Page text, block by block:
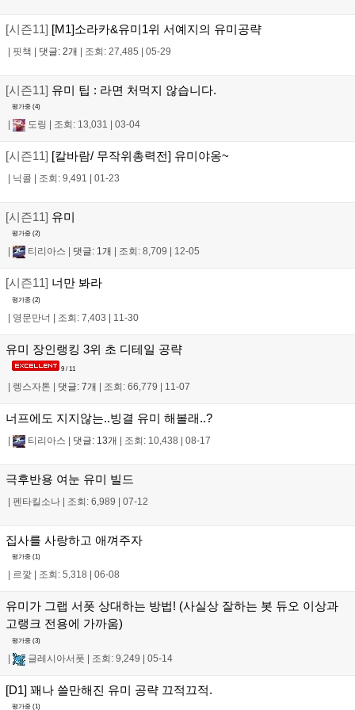
[시즌11] [M1]소라카&유미1위 서예지의 유미공략
| 핏책 | 댓글: 2개 | 조회: 27,485 | 05-29
[시즌11] 유미 팁 : 라면 처먹지 않습니다.
평가중 (4)
| 도링 | 조회: 13,031 | 03-04
[시즌11] [칼바람/ 무작위총력전] 유미야옹~
| 닉콜 | 조회: 9,491 | 01-23
[시즌11] 유미
평가중 (2)
티리아스 댓글: 1개 조회: 8,709 12-05
[시즌11] 너만 봐라
평가중 (2)
| 영문만너 | 조회: 7,403 | 11-30
유미 장인랭킹 3위 초 디테일 공략
9 / 11
렝스자톤 댓글: 7개 조회: 66,779 11-07
너프에도 지지않는..빙결 유미 해볼래..?
티리아스 댓글: 13개 조회: 10,438 08-17
극후반용 여눈 유미 빌드
펜타킬소나 조회: 6,989 07-12
집사를 사랑하고 애껴주자
평가중 (1)
르깣 조회: 5,318 06-08
유미가 그랩 서폿 상대하는 방법! (사실상 잘하는 봇 듀오 이상과
고랭크 전용에 가까움)
평가중 (3)
| 글레시아서폿 | 조회: 9,249 | 05-14
[D1] 꽤나 쓸만해진 유미 공략 끄적끄적.
평가중 (1)